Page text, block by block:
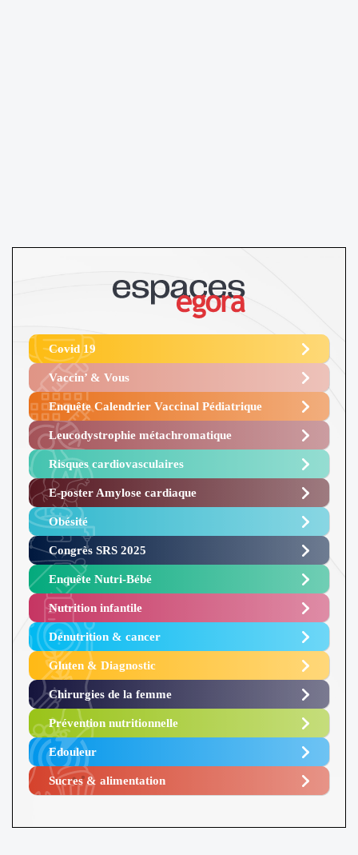
Covid 19
Vaccin’ & Vous
Enquête Calendrier Vaccinal Pédiatrique
Leucodystrophie métachromatique
Risques cardiovasculaires
E-poster Amylose cardiaque ​
Obésité ​
Congrès SRS 2025 ​
Enquête Nutri-Bébé ​
Nutrition infantile
Dénutrition & cancer
Gluten & Diagnostic
Chirurgies de la femme
Prévention nutritionnelle
Edouleur​
Sucres & alimentation​